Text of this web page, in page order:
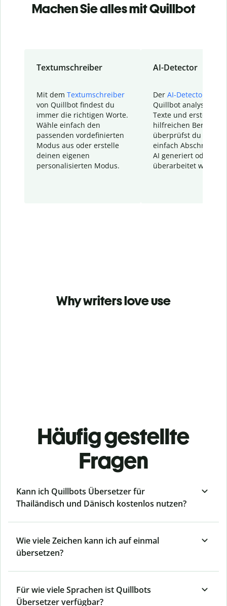
Machen Sie alles mit Quillbot
Textumschreiber
Mit dem Textumschreiber
von Quillbot findest du
immer die richtigen Worte.
Wähle einfach den
passenden vordefinierten
Modus aus oder erstelle
deinen eigenen
personalisierten Modus.
AI-Detector
Der AI-Detector
Quillbot analysiert
Texte und erstellt
hilfreichen Bericht.
überprüfst du
einfach Abschnitte,
AI generiert oder
überarbeitet wurden.
Why writers love use
Häufig gestellte
Fragen
Kann ich Quillbots Übersetzer für
Thailändisch und Dänisch kostenlos nutzen?
Wie viele Zeichen kann ich auf einmal
übersetzen?
Für wie viele Sprachen ist Quillbots
Übersetzer verfügbar?